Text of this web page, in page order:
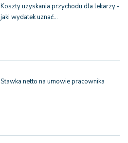
Koszty uzyskania przychodu dla lekarzy -
jaki wydatek uznać…
Stawka netto na umowie pracownika